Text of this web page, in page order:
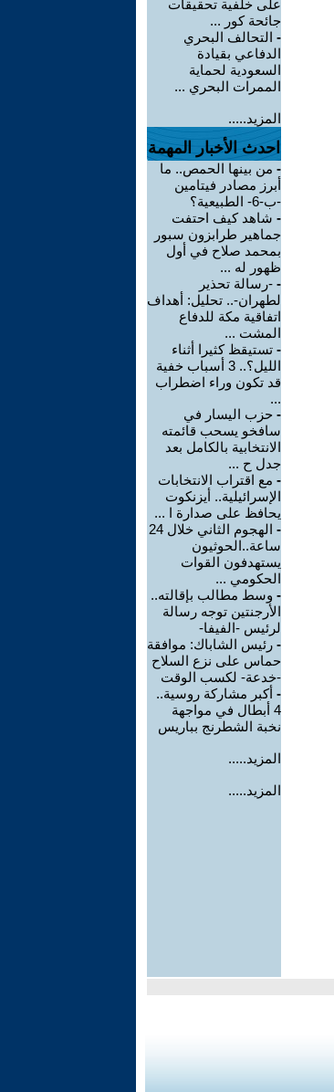
على خلفية تحقيقات
جائحة كور ...
- التحالف البحري
الدفاعي بقيادة
السعودية لحماية
الممرات البحري ...
المزيد.....
احدث الأخبار المهمة
- من بينها الحمص.. ما
أبرز مصادر فيتامين
-ب-6- الطبيعية؟
- شاهد كيف احتفت
جماهير طرابزون سبور
بمحمد صلاح في أول
ظهور له ...
- -رسالة تحذير
لطهران-.. تحليل: أهداف
اتفاقية مكة للدفاع
المشت ...
- تستيقظ كثيرا أثناء
الليل؟.. 3 أسباب خفية
قد تكون وراء اضطراب
...
- حزب اليسار في
سافخو يسحب قائمته
الانتخابية بالكامل بعد
جدل ح ...
- مع اقتراب الانتخابات
الإسرائيلية.. أيزنكوت
يحافظ على صدارة ا ...
-
الهجوم الثاني خلال 24
ساعة..الحوثيون
يستهدفون القوات
الحكومي ...
- وسط مطالب بإقالته..
الأرجنتين توجه رسالة
لرئيس -الفيفا-
- رئيس الشاباك: موافقة
حماس على نزع السلاح
-خدعة- لكسب الوقت
- أكبر مشاركة روسية..
4 أبطال في مواجهة
نخبة الشطرنج بباريس
المزيد.....
المزيد.....